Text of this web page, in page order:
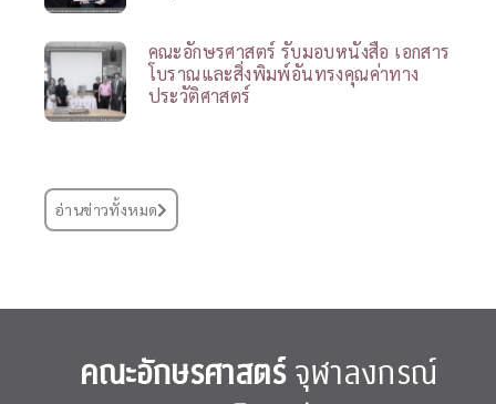
คณะอักษรศาสตร์ รับมอบหนังสือ เอกสาร
โบราณและสิ่งพิมพ์อันทรงคุณค่าทาง
ประวัติศาสตร์
อ่านข่าวทั้งหมด
คณะอักษรศาสตร์จุฬาลงกรณ์